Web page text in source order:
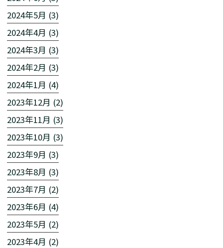
2024年5月 (3)
2024年4月 (3)
2024年3月 (3)
2024年2月 (3)
2024年1月 (4)
2023年12月 (2)
2023年11月 (3)
2023年10月 (3)
2023年9月 (3)
2023年8月 (3)
2023年7月 (2)
2023年6月 (4)
2023年5月 (2)
2023年4月 (2)